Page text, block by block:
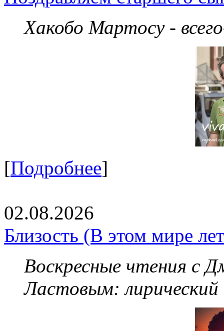
Хакобо Мартосу -
[Подробнее]
02.08.2026
Близость (В этом мире
Воскресные чтения с
Ластовым: